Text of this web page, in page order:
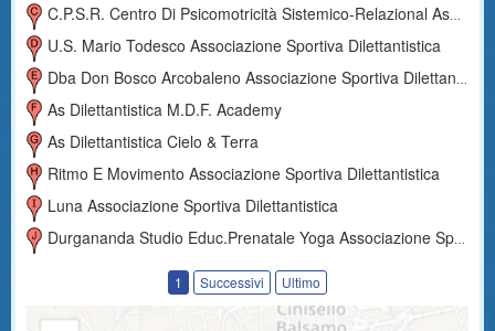
C.p.s.r. Centro Di Psicomotricità Sistemico-Relazional Associazione Sportiva Dilettantistica
U.s. Mario Todesco Associazione Sportiva Dilettantistica
Dba Don Bosco Arcobaleno Associazione Sportiva Dilettantistica
As Dilettantistica M.d.f. Academy
As Dilettantistica Cielo & Terra
Ritmo E Movimento Associazione Sportiva Dilettantistica
Luna Associazione Sportiva Dilettantistica
Durgananda Studio Educ.prenatale Yoga Associazione Sportiva Dilettantistica
1 Successivi Ultimo